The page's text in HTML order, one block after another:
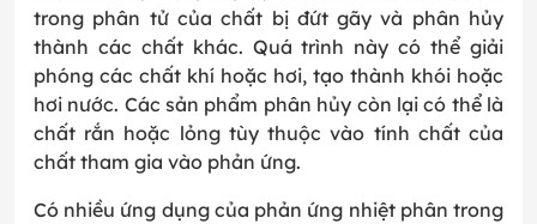
trong phân tử của chất bị đứt gãy và phân hủy
thành các chất khác. Quá trình này có thể giải
phóng các chất khí hoặc hơi, tạo thành khói hoặc
hơi nước. Các sản phẩm phân hủy còn lại có thể là
chất rắn hoặc lỏng tùy thuộc vào tính chất của
chất tham gia vào phản ứng.
Có nhiều ứng dụng của phản ứng nhiệt phân trong